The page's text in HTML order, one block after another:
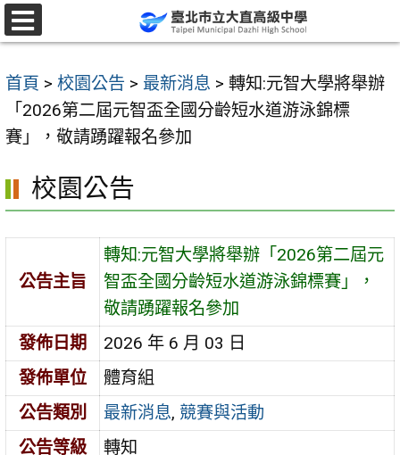
跳
至
要
容
首頁 > 校園公告 > 最新消息 > 轉知:元智大學將舉辦
「2026第二屆元智盃全國分齡短水道游泳錦標
賽」，敬請踴躍報名參加
校園公告
公告主旨
轉知:元智大學將舉辦「2026第二屆元
智盃全國分齡短水道游泳錦標賽」，
敬請踴躍報名參加
發佈日期
2026 年 6 月 03 日
發佈單位
體育組
公告類別
最新消息, 競賽與活動
公告等級
轉知
選
單